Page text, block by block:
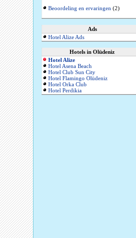
Beoordeling en ervaringen (2)
Ads
Hotel Alize Ads
Hotels in Olüdeniz
Hotel Alize
Hotel Asena Beach
Hotel Club Sun City
Hotel Flamingo Olüdeniz
Hotel Orka Club
Hotel Perdikia